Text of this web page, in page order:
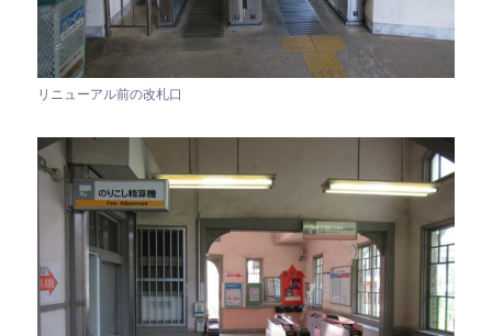
リニューアル前の改札口